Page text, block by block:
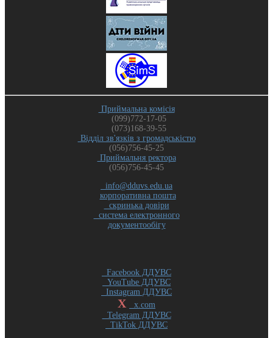
Приймальна комісія
(099)772-17-05
(073)168-39-55
Відділ зв'язків з громадськістю
(056)756-45-25
Приймальня ректора
(056)756-45-45
info@dduvs.edu.ua
корпоративна пошта
скринька довіри
система електронного
документообігу
Facebook ДДУВС
YouTube ДДУВС
Instagram ДДУВС
X
x.com
Telegram ДДУВС
TikTok ДДУВС